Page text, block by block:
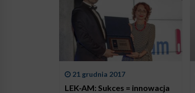
21 grudnia 2017
LEK-AM: Sukces = innowacja